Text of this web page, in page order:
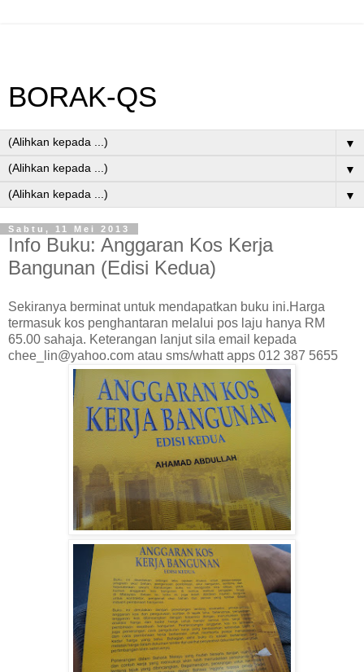
BORAK-QS
▼
▼
▼
Sabtu, 11 Mei 2013
Info Buku: Anggaran Kos Kerja
Bangunan (Edisi Kedua)
Sekiranya berminat untuk mendapatkan buku ini.Harga
termasuk kos penghantaran melalui pos laju hanya RM
65.00 sahaja. Keterangan lanjut sila email kepada
chee_lin@yahoo.com atau sms/whatt apps 012 387 5655